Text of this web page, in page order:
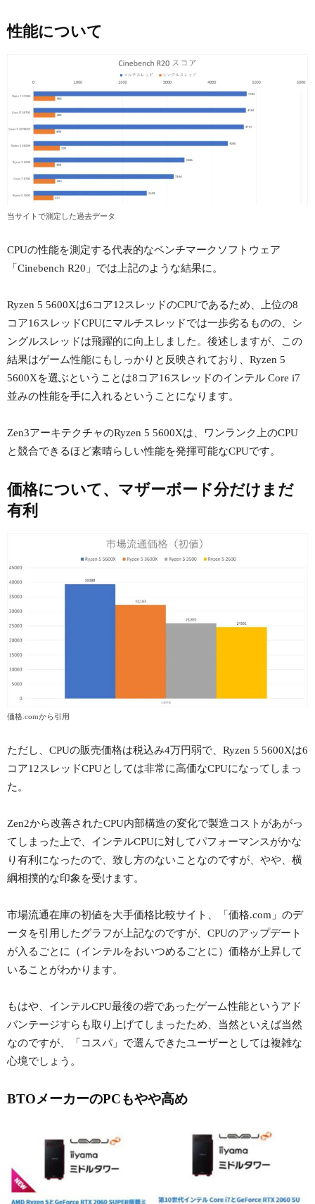
性能について
当サイトで測定した過去データ
CPUの性能を測定する代表的なベンチマークソフトウェア
「Cinebench R20」では上記のような結果に。
Ryzen 5 5600Xは6コア12スレッドのCPUであるため、上位の8
コア16スレッドCPUにマルチスレッドでは一歩劣るものの、シ
ングルスレッドは飛躍的に向上しました。後述しますが、この
結果はゲーム性能にもしっかりと反映されており、Ryzen 5
5600Xを選ぶということは8コア16スレッドのインテル Core i7
並みの性能を手に入れるということになります。
Zen3アーキテクチャのRyzen 5 5600Xは、ワンランク上のCPU
と競合できるほど素晴らしい性能を発揮可能なCPUです。
価格について、マザーボード分だけまだ
有利
価格.comから引用
ただし、CPUの販売価格は税込み4万円弱で、Ryzen 5 5600Xは6
コア12スレッドCPUとしては非常に高価なCPUになってしまっ
た。
Zen2から改善されたCPU内部構造の変化で製造コストがあがっ
てしまった上で、インテルCPUに対してパフォーマンスがかな
り有利になったので、致し方のないことなのですが、やや、横
綱相撲的な印象を受けます。
市場流通在庫の初値を大手価格比較サイト、「価格.com」のデ
ータを引用したグラフが上記なのですが、CPUのアップデート
が入るごとに（インテルをおいつめるごとに）価格が上昇して
いることがわかります。
もはや、インテルCPU最後の砦であったゲーム性能というアド
バンテージすらも取り上げてしまったため、当然といえば当然
なのですが、「コスパ」で選んできたユーザーとしては複雑な
心境でしょう。
BTOメーカーのPCもやや高め